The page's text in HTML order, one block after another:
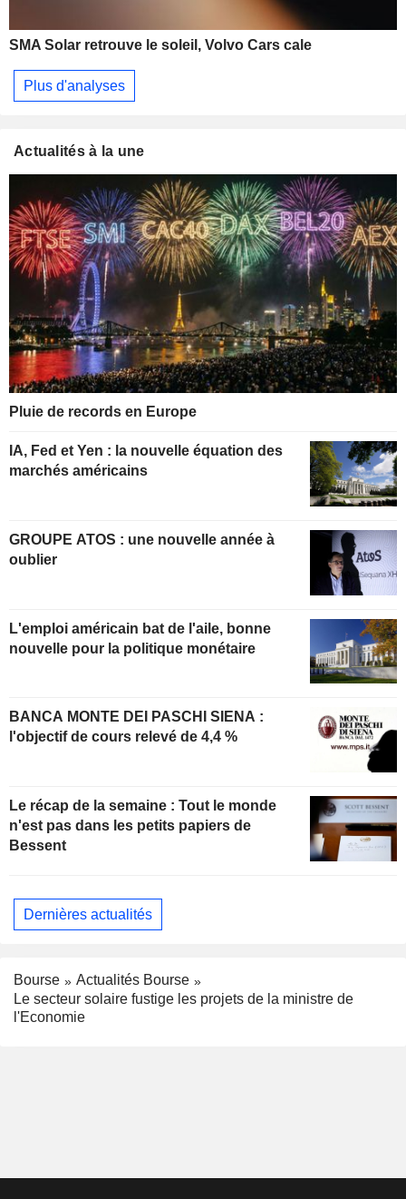
SMA Solar retrouve le soleil, Volvo Cars cale
Plus d'analyses
Actualités à la une
Pluie de records en Europe
IA, Fed et Yen : la nouvelle équation des
marchés américains
GROUPE ATOS : une nouvelle année à
oublier
L'emploi américain bat de l'aile, bonne
nouvelle pour la politique monétaire
BANCA MONTE DEI PASCHI SIENA :
l'objectif de cours relevé de 4,4 %
Le récap de la semaine : Tout le monde
n'est pas dans les petits papiers de
Bessent
Dernières actualités
Bourse
Actualités Bourse
Le secteur solaire fustige les projets de la ministre de
l'Economie